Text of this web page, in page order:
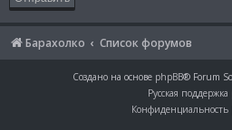
Барахолко Список форумов
Создано на основе phpBB® Forum
Русская
Конфиденциальность